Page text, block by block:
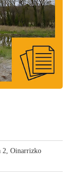
2, Oinarrizko